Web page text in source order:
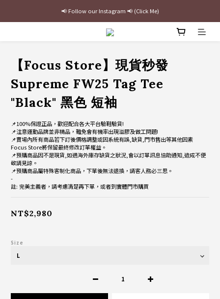
最新三方聯名倒鉤，火熱預購接單中🔥
加入官網會員即贈$100購物金
【Focus Store】現貨秒發
Supreme FW25 Tag Tee
"Black" 黑色 短袖
📌100%保證正品，歡迎配合各大平台驗鞋驗貨!
📌注意運動品牌並非精品，難免會有機率出現溢膠及做工問題!
📌賣場內所有商品若下訂後價格調整或因系統有誤,缺貨,門市售出等其他因素
Focus Store將保留最終修改訂單權益。
📌預購商品因不是現貨,如遇海外庫存缺貨之狀況,會以訂單訊息協助通知,造成不便
敬請見諒。
📌預購商品屬特殊客制化商品，下單後無法退換，請客人務必三思。
-
註: 完美主義者，請考慮清楚再下單，或者到實體門市購買
NT$2,980
Size